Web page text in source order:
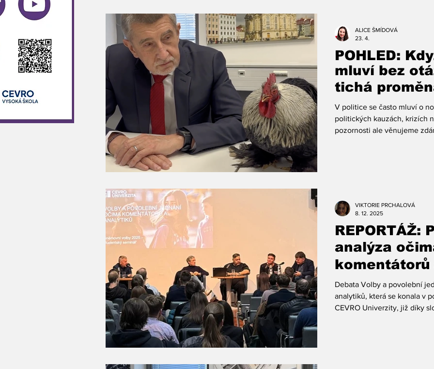
Podcasty Hlavní zpráva Top zpráva Zpětný projektor
POHLED:
mluví bez
tichá
komunikace
V politice se často mluví o
politických kauzách, krizích
pozornosti ale věnujeme
událostí svolávali
dotazům
ALICE ŠMÍDOVÁ
23. 4.
REPORTÁŽ:
analýza
komentátorů
se potkají
Debata Volby a povolební
analytiků, která se konala v
CEVRO Univerzity, již díky
VIKTORIE PRCHALOVÁ
8. 12. 2025